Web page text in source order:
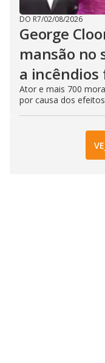
DO R7/02/08/2026
George
mansão no
a
Ator e mais 700
por causa dos